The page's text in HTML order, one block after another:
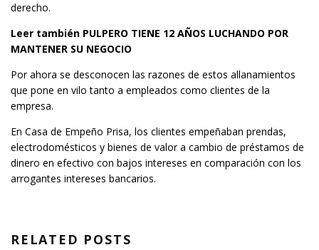
derecho.
Leer también PULPERO TIENE 12 AÑOS LUCHANDO POR
MANTENER SU NEGOCIO
Por ahora se desconocen las razones de estos allanamientos
que pone en vilo tanto a empleados como clientes de la
empresa.
En Casa de Empeño Prisa, los clientes empeñaban prendas,
electrodomésticos y bienes de valor a cambio de préstamos de
dinero en efectivo con bajos intereses en comparación con los
arrogantes intereses bancarios.
RELATED POSTS